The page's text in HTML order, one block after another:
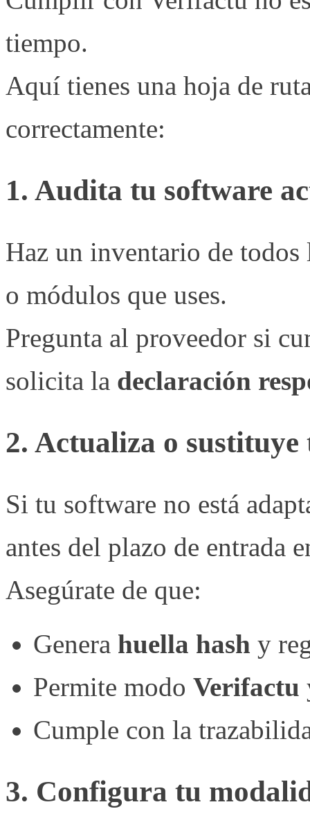
tiempo.
Aquí tienes una hoja de
correctamente:
1. Audita tu software
Haz un inventario de todos
o módulos que uses.
Pregunta al proveedor si
solicita la declaración
2. Actualiza o sustituye
Si tu software no está
antes del plazo de entrada
Asegúrate de que:
Genera huella hash y
Permite modo Verifactu
Cumple con la
3. Configura tu